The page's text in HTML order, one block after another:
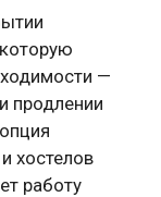
—
продлении
хостелов
работу